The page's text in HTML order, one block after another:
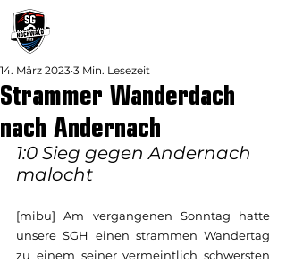
Strammer Wanderdach
nach Andernach
14. März 2023 3 Min. Lesezeit
1:0 Sieg gegen Andernach
malocht
[mibu] Am vergangenen Sonntag hatte
unsere SGH einen strammen Wandertag
zu einem seiner vermeintlich schwersten